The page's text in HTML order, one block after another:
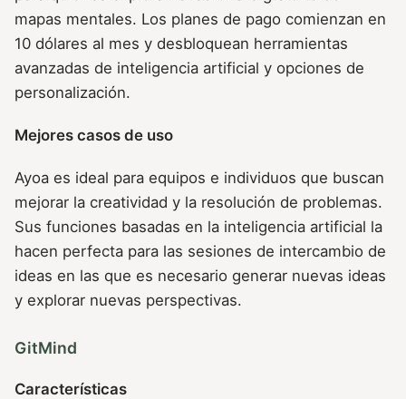
mapas mentales. Los planes de pago comienzan en
10 dólares al mes y desbloquean herramientas
avanzadas de inteligencia artificial y opciones de
personalización.
Mejores casos de uso
Ayoa es ideal para equipos e individuos que buscan
mejorar la creatividad y la resolución de problemas.
Sus funciones basadas en la inteligencia artificial la
hacen perfecta para las sesiones de intercambio de
ideas en las que es necesario generar nuevas ideas
y explorar nuevas perspectivas.
GitMind
Características